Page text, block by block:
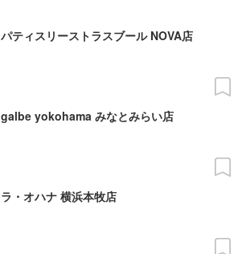
パティスリーストラスブール NOVA店
galbe yokohama みなとみらい店
ラ・オハナ 横浜本牧店